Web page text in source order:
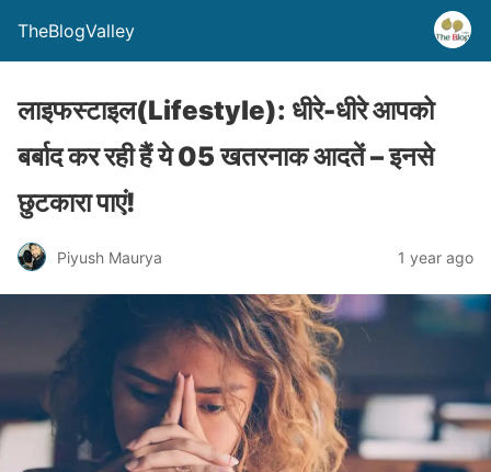
TheBlogValley
लाइफस्टाइल(Lifestyle): धीरे-धीरे आपको
बर्बाद कर रही हैं ये 05 खतरनाक आदतें – इनसे
छुटकारा पाएं!
Piyush Maurya 1 year ago